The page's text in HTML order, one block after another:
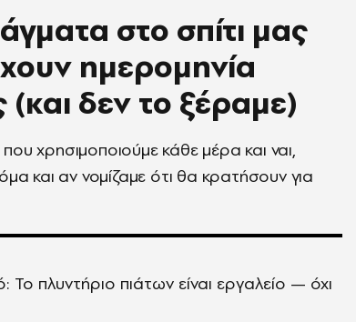
στο σπίτι μας
ημερομηνία
(και δεν το ξέραμε)
χρησιμοποιούμε κάθε μέρα και ναι,
και αν νομίζαμε ότι θα κρατήσουν για
πλυντήριο πιάτων είναι εργαλείο — όχι